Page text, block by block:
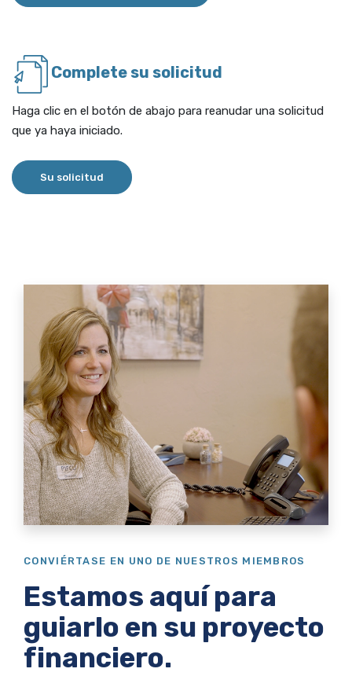
Complete su solicitud
Haga clic en el botón de abajo para reanudar una solicitud
que ya haya iniciado.
Su solicitud (Opens in a new Window)
CONVIÉRTASE EN UNO DE NUESTROS MIEMBROS
Estamos aquí para
guiarlo en su proyecto
financiero.